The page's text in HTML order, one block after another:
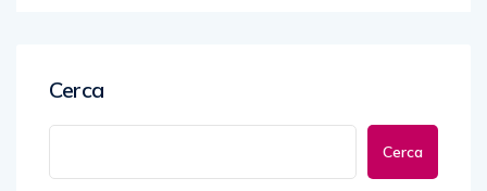
Cerca
Cerca